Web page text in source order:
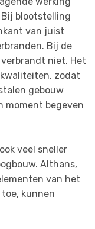
blootstelling
van juist
Bij de
niet. Het
zodat
gebouw
moment begeven
veel sneller
Althans,
van het
kunnen